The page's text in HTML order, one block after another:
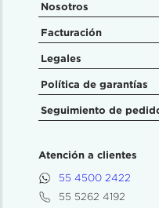
Nosotros
Facturación
Legales
Política de garantías
Seguimiento de
Atención a clientes
55 4500 2422
55 5262 4192